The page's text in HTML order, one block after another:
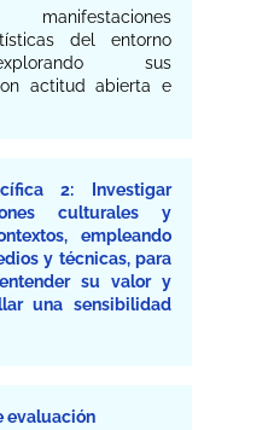
del entorno
sus
actitud abierta e
2: Investigar
culturales y
empleando
y técnicas, para
su valor y
una sensibilidad
evaluación